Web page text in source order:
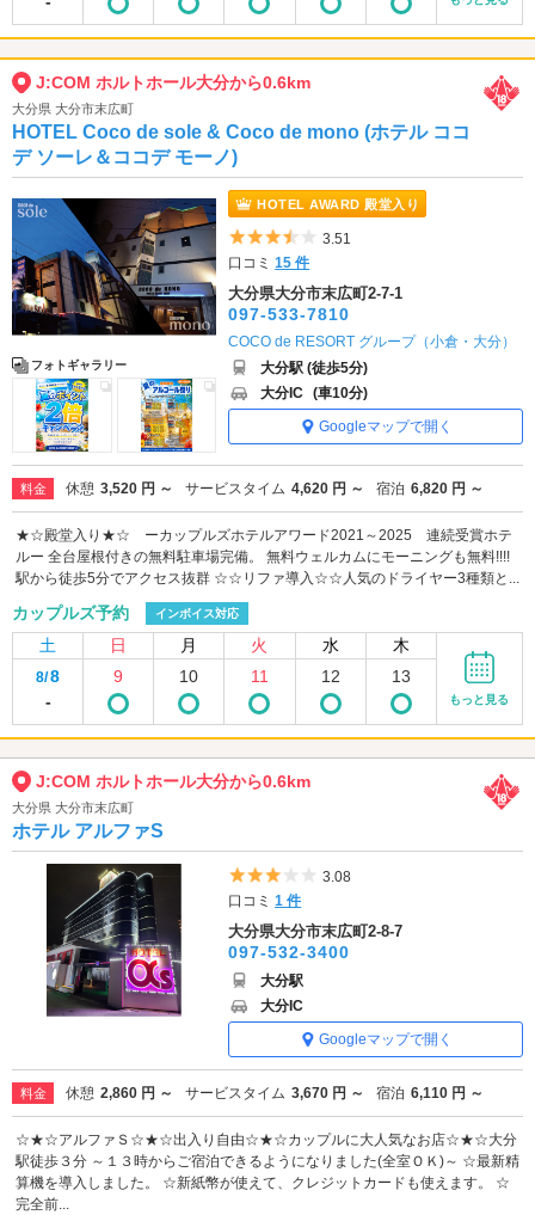
J:COM ホルトホール大分から0.6km
大分県 大分市末広町
HOTEL Coco de sole & Coco de mono (ホテル ココ
デ ソーレ＆ココデ モーノ)
フォトギャラリー
HOTEL AWARD 殿堂入り
5つ星のうち3.5
3.51
口コミ15 件
大分県大分市末広町2-7-1
097-533-7810
COCO de RESORT グループ（小倉・大分）
大分駅 (徒歩5分)
大分IC (車10分)
Googleマップで開く
料金 休憩 3,520 円 ～ サービスタイム 4,620 円 ～ 宿泊 6,820 円 ～
★☆殿堂入り★☆ ーカップルズホテルアワード2021～2025 連続受賞ホテ
ルー 全台屋根付きの無料駐車場完備。 無料ウェルカムにモーニングも無料!!!!
駅から徒歩5分でアクセス抜群 ☆☆リファ導入☆☆人気のドライヤー3種類と...
カップルズ予約 インボイス対応
土 日 月 火 水 木
8/8
-
9 10 11 12 13
もっと見る
J:COM ホルトホール大分から0.6km
大分県 大分市末広町
ホテル アルファS
5つ星のうち3
3.08
口コミ1 件
大分県大分市末広町2-8-7
097-532-3400
大分駅
大分IC
Googleマップで開く
料金 休憩 2,860 円 ～ サービスタイム 3,670 円 ～ 宿泊 6,110 円 ～
☆★☆アルファＳ☆★☆出入り自由☆★☆カップルに大人気なお店☆★☆大分
駅徒歩３分 ～１３時からご宿泊できるようになりました(全室ＯＫ)～ ☆最新精
算機を導入しました。 ☆新紙幣が使えて、クレジットカードも使えます。 ☆
完全前...